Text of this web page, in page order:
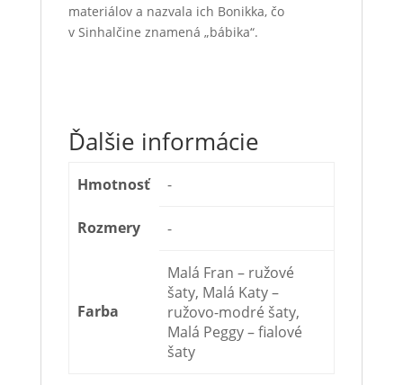
materiálov a nazvala ich Bonikka, čo
v Sinhalčine znamená „bábika“.
Ďalšie informácie
Hmotnosť -
Rozmery -
Farba
Malá Fran – ružové
šaty, Malá Katy –
ružovo-modré šaty,
Malá Peggy – fialové
šaty